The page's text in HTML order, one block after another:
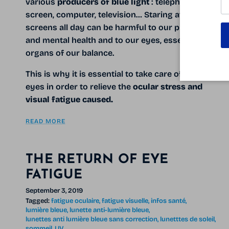
various producers of blue light : telephone
screen, computer, television… Staring at these
screens all day can be harmful to our physical
and mental health and to our eyes, essential
organs of our balance.
This is why it is essential to take care of your
eyes in order to relieve the ocular stress and
visual fatigue caused.
READ MORE
THE RETURN OF EYE
FATIGUE
September 3, 2019
Tagged:fatigue oculaire fatigue visuelle infos santé
lumière bleue lunette anti-lumière bleue
lunettes anti lumière bleue sans correction lunetttes de soleil